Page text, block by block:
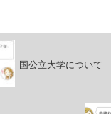
国公立大学について